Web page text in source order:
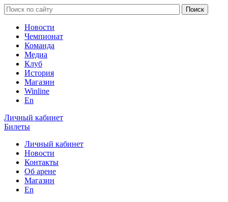
Новости
Чемпионат
Команда
Медиа
Клуб
История
Магазин
Winline
En
Личный кабинет
Билеты
Личный кабинет
Новости
Контакты
Об арене
Магазин
En